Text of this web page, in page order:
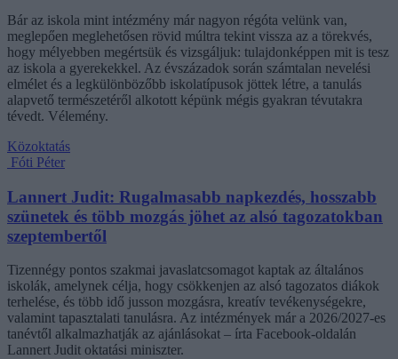
Bár az iskola mint intézmény már nagyon régóta velünk van,
meglepően meglehetősen rövid múltra tekint vissza az a törekvés,
hogy mélyebben megértsük és vizsgáljuk: tulajdonképpen mit is tesz
az iskola a gyerekekkel. Az évszázadok során számtalan nevelési
elmélet és a legkülönbözőbb iskolatípusok jöttek létre, a tanulás
alapvető természetéről alkotott képünk mégis gyakran tévutakra
tévedt. Vélemény.
Közoktatás
Fóti Péter
Lannert Judit: Rugalmasabb napkezdés, hosszabb
szünetek és több mozgás jöhet az alsó tagozatokban
szeptembertől
Tizennégy pontos szakmai javaslatcsomagot kaptak az általános
iskolák, amelynek célja, hogy csökkenjen az alsó tagozatos diákok
terhelése, és több idő jusson mozgásra, kreatív tevékenységekre,
valamint tapasztalati tanulásra. Az intézmények már a 2026/2027-es
tanévtől alkalmazhatják az ajánlásokat – írta Facebook-oldalán
Lannert Judit oktatási miniszter.